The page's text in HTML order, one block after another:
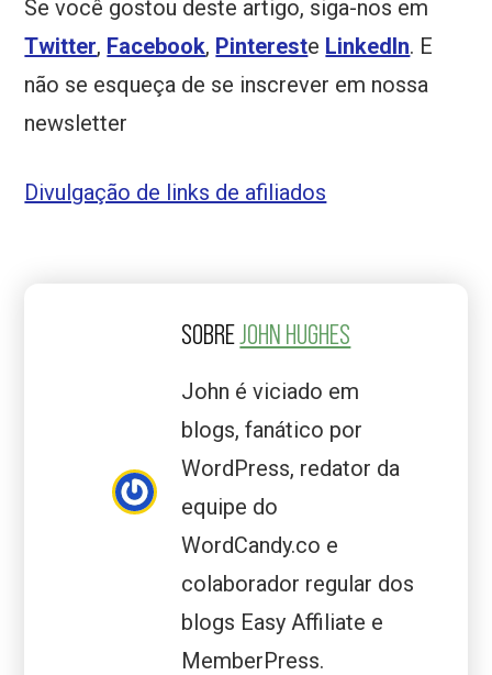
Se você gostou deste artigo, siga-nos em
Twitter, Facebook, Pintereste LinkedIn. E
não se esqueça de se inscrever em nossa
newsletter
Divulgação de links de afiliados
SOBRE JOHN HUGHES
John é viciado em
blogs, fanático por
WordPress, redator da
equipe do
WordCandy.co e
colaborador regular dos
blogs Easy Affiliate e
MemberPress.